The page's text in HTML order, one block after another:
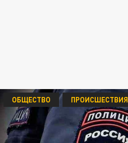
ОБЩЕСТВО ПРОИСШЕСТВИЯ